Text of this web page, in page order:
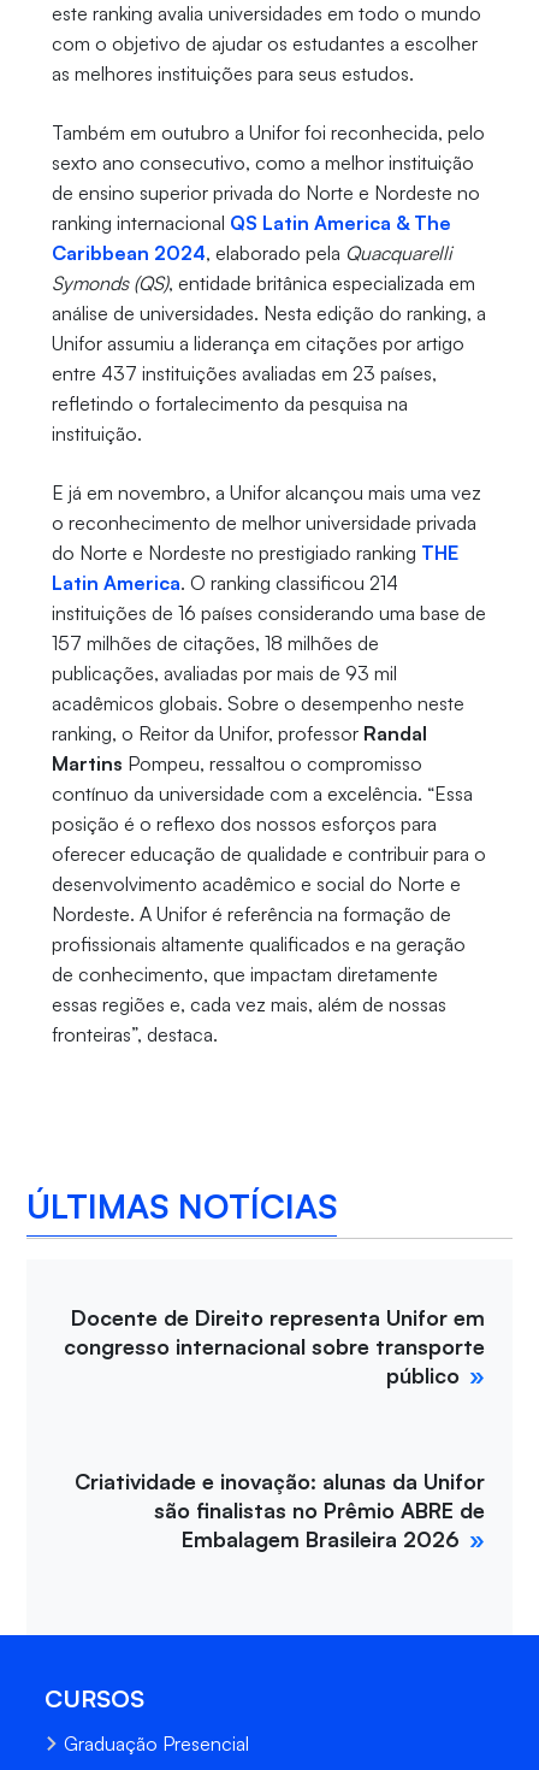
este ranking avalia universidades em todo o mundo
com o objetivo de ajudar os estudantes a escolher
as melhores instituições para seus estudos.
Também em outubro a Unifor foi reconhecida, pelo
sexto ano consecutivo, como a melhor instituição
de ensino superior privada do Norte e Nordeste no
ranking internacional QS Latin America & The
Caribbean 2024, elaborado pela Quacquarelli
Symonds (QS), entidade britânica especializada em
análise de universidades. Nesta edição do ranking, a
Unifor assumiu a liderança em citações por artigo
entre 437 instituições avaliadas em 23 países,
refletindo o fortalecimento da pesquisa na
instituição.
E já em novembro, a Unifor alcançou mais uma vez
o reconhecimento de melhor universidade privada
do Norte e Nordeste no prestigiado ranking THE
Latin America. O ranking classificou 214
instituições de 16 países considerando uma base de
157 milhões de citações, 18 milhões de
publicações, avaliadas por mais de 93 mil
acadêmicos globais. Sobre o desempenho neste
ranking, o Reitor da Unifor, professor Randal
Martins Pompeu, ressaltou o compromisso
contínuo da universidade com a excelência. “Essa
posição é o reflexo dos nossos esforços para
oferecer educação de qualidade e contribuir para o
desenvolvimento acadêmico e social do Norte e
Nordeste. A Unifor é referência na formação de
profissionais altamente qualificados e na geração
de conhecimento, que impactam diretamente
essas regiões e, cada vez mais, além de nossas
fronteiras”, destaca.
ÚLTIMAS NOTÍCIAS
Docente de Direito representa Unifor em
congresso internacional sobre transporte
público
Criatividade e inovação: alunas da Unifor
são finalistas no Prêmio ABRE de
Embalagem Brasileira 2026
CURSOS
Graduação Presencial